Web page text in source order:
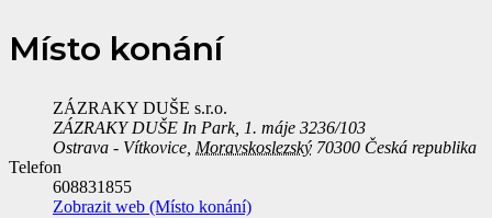
Místo konání
ZÁZRAKY DUŠE s.r.o.
ZÁZRAKY DUŠE In Park, 1. máje 3236/103
Ostrava - Vítkovice, Moravskoslezský 70300 Česká republika
Telefon
608831855
Zobrazit web (Místo konání)